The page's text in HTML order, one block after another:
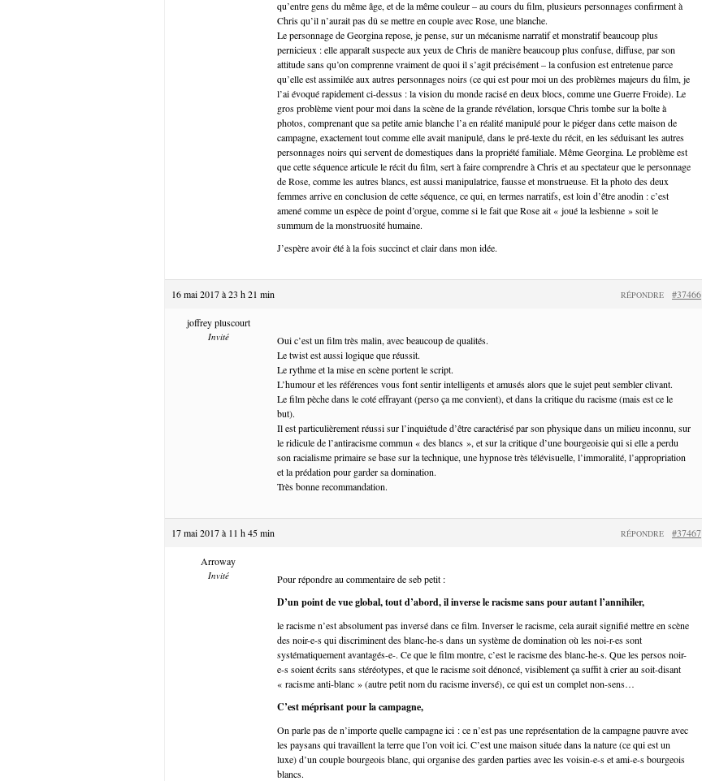
qu’entre gens du même âge, et de la même couleur – au cours du film, plusieurs personnages confirment à
Chris qu’il n’aurait pas dû se mettre en couple avec Rose, une blanche.
Le personnage de Georgina repose, je pense, sur un mécanisme narratif et monstratif beaucoup plus
pernicieux : elle apparaît suspecte aux yeux de Chris de manière beaucoup plus confuse, diffuse, par son
attitude sans qu’on comprenne vraiment de quoi il s’agit précisément – la confusion est entretenue parce
qu’elle est assimilée aux autres personnages noirs (ce qui est pour moi un des problèmes majeurs du film, je
l’ai évoqué rapidement ci-dessus : la vision du monde racisé en deux blocs, comme une Guerre Froide). Le
gros problème vient pour moi dans la scène de la grande révélation, lorsque Chris tombe sur la boîte à
photos, comprenant que sa petite amie blanche l’a en réalité manipulé pour le piéger dans cette maison de
campagne, exactement tout comme elle avait manipulé, dans le pré-texte du récit, en les séduisant les autres
personnages noirs qui servent de domestiques dans la propriété familiale. Même Georgina. Le problème est
que cette séquence articule le récit du film, sert à faire comprendre à Chris et au spectateur que le personnage
de Rose, comme les autres blancs, est aussi manipulatrice, fausse et monstrueuse. Et la photo des deux
femmes arrive en conclusion de cette séquence, ce qui, en termes narratifs, est loin d’être anodin : c’est
amené comme un espèce de point d’orgue, comme si le fait que Rose ait « joué la lesbienne » soit le
summum de la monstruosité humaine.
J’espère avoir été à la fois succinct et clair dans mon idée.
16 mai 2017 à 23 h 21 min #37466
RÉPONDRE
joffrey pluscourt
Invité
Oui c’est un film très malin, avec beaucoup de qualités.
Le twist est aussi logique que réussit.
Le rythme et la mise en scène portent le script.
L’humour et les références vous font sentir intelligents et amusés alors que le sujet peut sembler clivant.
Le film pèche dans le coté effrayant (perso ça me convient), et dans la critique du racisme (mais est ce le
but).
Il est particulièrement réussi sur l’inquiétude d’être caractérisé par son physique dans un milieu inconnu, sur
le ridicule de l’antiracisme commun « des blancs », et sur la critique d’une bourgeoisie qui si elle a perdu
son racialisme primaire se base sur la technique, une hypnose très télévisuelle, l’immoralité, l’appropriation
et la prédation pour garder sa domination.
Très bonne recommandation.
17 mai 2017 à 11 h 45 min #37467
RÉPONDRE
Arroway
Invité Pour répondre au commentaire de seb petit :
D’un point de vue global, tout d’abord, il inverse le racisme sans pour autant l’annihiler,
le racisme n’est absolument pas inversé dans ce film. Inverser le racisme, cela aurait signifié mettre en scène
des noir-e-s qui discriminent des blanc-he-s dans un système de domination où les noi-r-es sont
systématiquement avantagés-e-. Ce que le film montre, c’est le racisme des blanc-he-s. Que les persos noir-
e-s soient écrits sans stéréotypes, et que le racisme soit dénoncé, visiblement ça suffit à crier au soit-disant
« racisme anti-blanc » (autre petit nom du racisme inversé), ce qui est un complet non-sens…
C’est méprisant pour la campagne,
On parle pas de n’importe quelle campagne ici : ce n’est pas une représentation de la campagne pauvre avec
les paysans qui travaillent la terre que l’on voit ici. C’est une maison située dans la nature (ce qui est un
luxe) d’un couple bourgeois blanc, qui organise des garden parties avec les voisin-e-s et ami-e-s bourgeois
blancs.